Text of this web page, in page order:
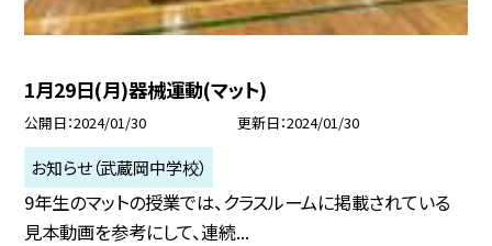
1月29日(月)器械運動(マット)
公開日 2024/01/30 更新日 2024/01/30
お知らせ（武蔵岡中学校）
9年生のマットの授業では、クラスルームに掲載されている
見本動画を参考にして、連続...